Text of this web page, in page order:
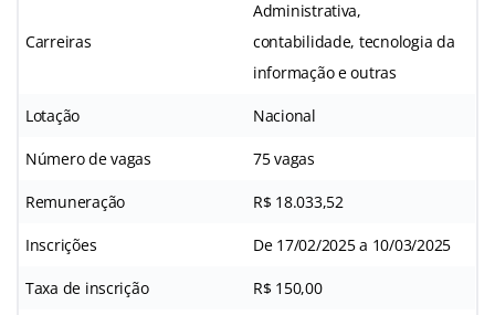
Carreiras
Administrativa,
contabilidade, tecnologia da
informação e outras
Lotação Nacional
Número de vagas 75 vagas
Remuneração R$ 18.033,52
Inscrições De 17/02/2025 a 10/03/2025
Taxa de inscrição R$ 150,00